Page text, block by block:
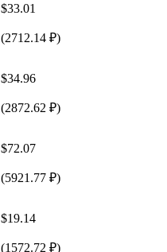
$33.01
(2712.14 ₽)
$34.96
(2872.62 ₽)
$72.07
(5921.77 ₽)
$19.14
(1572.72 ₽)